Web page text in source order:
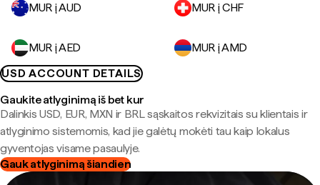
MUR į AUD MUR į CHF
MUR į AED
MUR į AMD
USD ACCOUNT DETAILS
Gaukite atlyginimą iš bet kur
Dalinkis USD, EUR, MXN ir BRL sąskaitos rekvizitais su klientais ir
atlyginimo sistemomis, kad jie galėtų mokėti tau kaip lokalus
gyventojas visame pasaulyje.
Gauk atlyginimą šiandien